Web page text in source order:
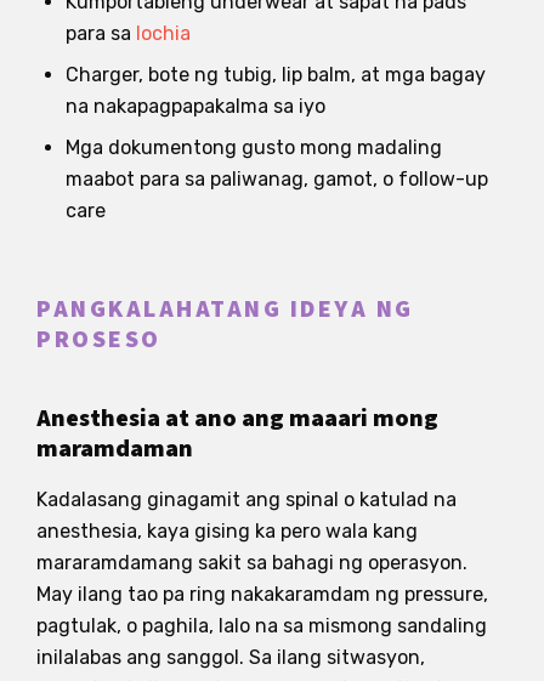
para sa lochia
Charger, bote ng tubig, lip balm, at mga bagay
na nakapagpapakalma sa iyo
Mga dokumentong gusto mong madaling
maabot para sa paliwanag, gamot, o follow-up
care
PANGKALAHATANG IDEYA NG
PROSESO
Anesthesia at ano ang maaari mong
maramdaman
Kadalasang ginagamit ang spinal o katulad na
anesthesia, kaya gising ka pero wala kang
mararamdamang sakit sa bahagi ng operasyon.
May ilang tao pa ring nakakaramdam ng pressure,
pagtulak, o paghila, lalo na sa mismong sandaling
inilalabas ang sanggol. Sa ilang sitwasyon,